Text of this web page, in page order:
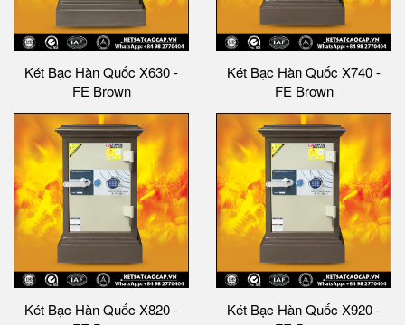
Két Bạc Hàn Quốc X630 -
FE Brown
Két Bạc Hàn Quốc X740 -
FE Brown
Két Bạc Hàn Quốc X820 -
Két Bạc Hàn Quốc X920 -